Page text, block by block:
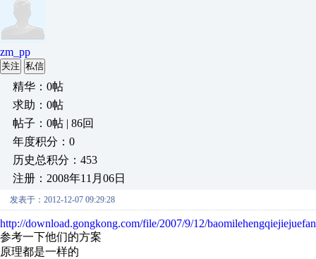
zm_pp
关注 私信
精华：0帖
求助：0帖
帖子：0帖 | 86回
年度积分：0
历史总积分：453
注册：2008年11月06日
发表于：2012-12-07 09:29:28
http://download.gongkong.com/file/2007/9/12/
参考一下他们的方案
原理都是一样的